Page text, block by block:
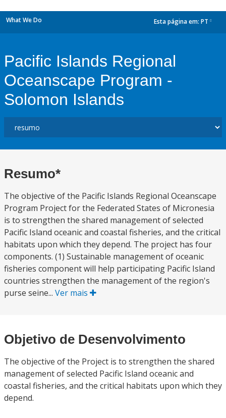
What We Do Esta página em: PT
Pacific Islands Regional
Oceanscape Program -
Solomon Islands
Resumo*
The objective of the Pacific Islands Regional Oceanscape
Program Project for the Federated States of Micronesia
is to strengthen the shared management of selected
Pacific Island oceanic and coastal fisheries, and the critical
habitats upon which they depend. The project has four
components. (1) Sustainable management of oceanic
fisheries component will help participating Pacific Island
countries strengthen the management of the region's
purse seine... Ver mais
Objetivo de Desenvolvimento
The objective of the Project is to strengthen the shared
management of selected Pacific Island oceanic and
coastal fisheries, and the critical habitats upon which they
depend.